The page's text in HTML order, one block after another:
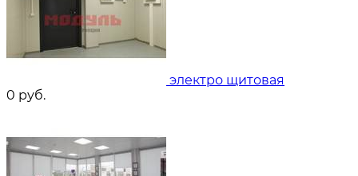
электро щитовая
0 руб.